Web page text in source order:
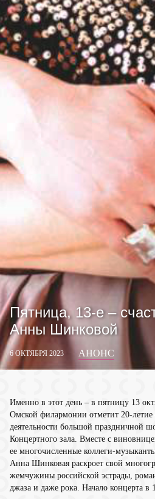
6 ОКТЯБРЯ 2023 АНОНС
Пятница, 13-е –
Анны Шинковой
Именно в этот день – в пятницу 13
Омской филармонии отметит 20-летие
деятельности большой праздничной
Концертного зала. Вместе с
ее многочисленные коллеги-
Анна Шинковая раскроет свой
жемчужины российской эстрады,
джаза и даже рока. Начало концерта в